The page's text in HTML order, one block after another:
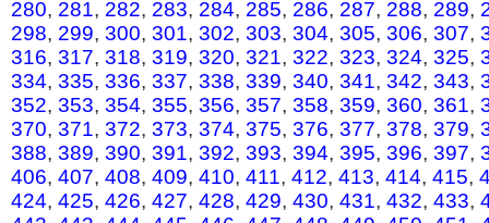
280, 281, 282, 283, 284, 285, 286, 287, 288, 289,
298, 299, 300, 301, 302, 303, 304, 305, 306, 307,
316, 317, 318, 319, 320, 321, 322, 323, 324, 325,
334, 335, 336, 337, 338, 339, 340, 341, 342, 343,
352, 353, 354, 355, 356, 357, 358, 359, 360, 361,
370, 371, 372, 373, 374, 375, 376, 377, 378, 379,
388, 389, 390, 391, 392, 393, 394, 395, 396, 397,
406, 407, 408, 409, 410, 411, 412, 413, 414, 415,
424, 425, 426, 427, 428, 429, 430, 431, 432, 433,